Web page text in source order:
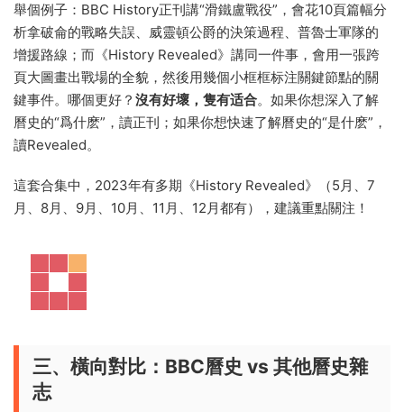
舉個例子：BBC History正刊講“滑鐵盧戰役”，會花10頁篇幅分
析拿破侖的戰略失誤、威靈頓公爵的決策過程、普魯士軍隊的
增援路線；而《History Revealed》講同一件事，會用一張跨
頁大圖畫出戰場的全貌，然後用幾個小框框标注關鍵節點的關
鍵事件。哪個更好？ 沒有好壞，隻有适合。如果你想深入了解
曆史的“爲什麽”，讀正刊；如果你想快速了解曆史的“是什麽”，
讀Revealed。
這套合集中，2023年有多期《History Revealed》（5月、7
月、8月、9月、10月、11月、12月都有），建議重點關注！
三、橫向對比：BBC曆史 vs 其他曆史雜
志